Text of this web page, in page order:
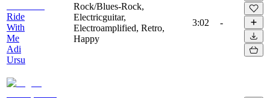
Ride
With
Me
Adi
Ursu
Rock/Blues-Rock,
Electricguitar,
Electroamplified, Retro,
Happy
3:02 -